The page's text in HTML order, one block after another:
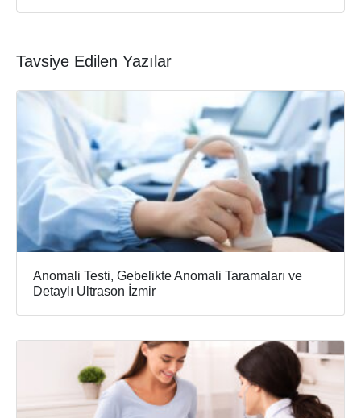
Tavsiye Edilen Yazılar
Anomali Testi, Gebelikte Anomali Taramaları ve
Detaylı Ultrason İzmir